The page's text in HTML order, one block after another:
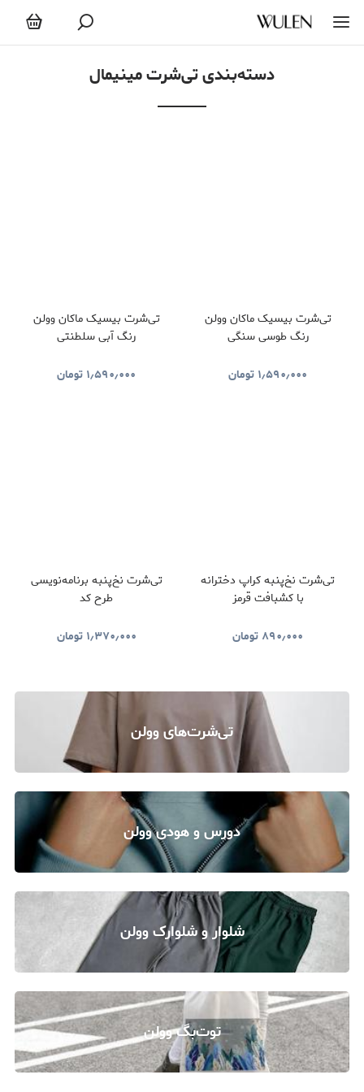
دسته‌بندی تی‌شرت مینیمال
تی‌شرت بیسیک ماکان وولن
رنگ طوسی سنگی
۱٫۵۹۰٫۰۰۰ تومان
تی‌شرت بیسیک ماکان وولن
رنگ آبی سلطنتی
۱٫۵۹۰٫۰۰۰ تومان
تی‌شرت نخ‌پنبه کراپ دخترانه
با کشبافت قرمز
۸۹۰٫۰۰۰ تومان
تی‌شرت نخ‌پنبه برنامه‌نویسی
طرح کد
۱٫۳۷۰٫۰۰۰ تومان
تی‌شرت‌های وولن
دورس و هودی وولن
شلوار‌ و شلوارک وولن
توت‌بگ وولن